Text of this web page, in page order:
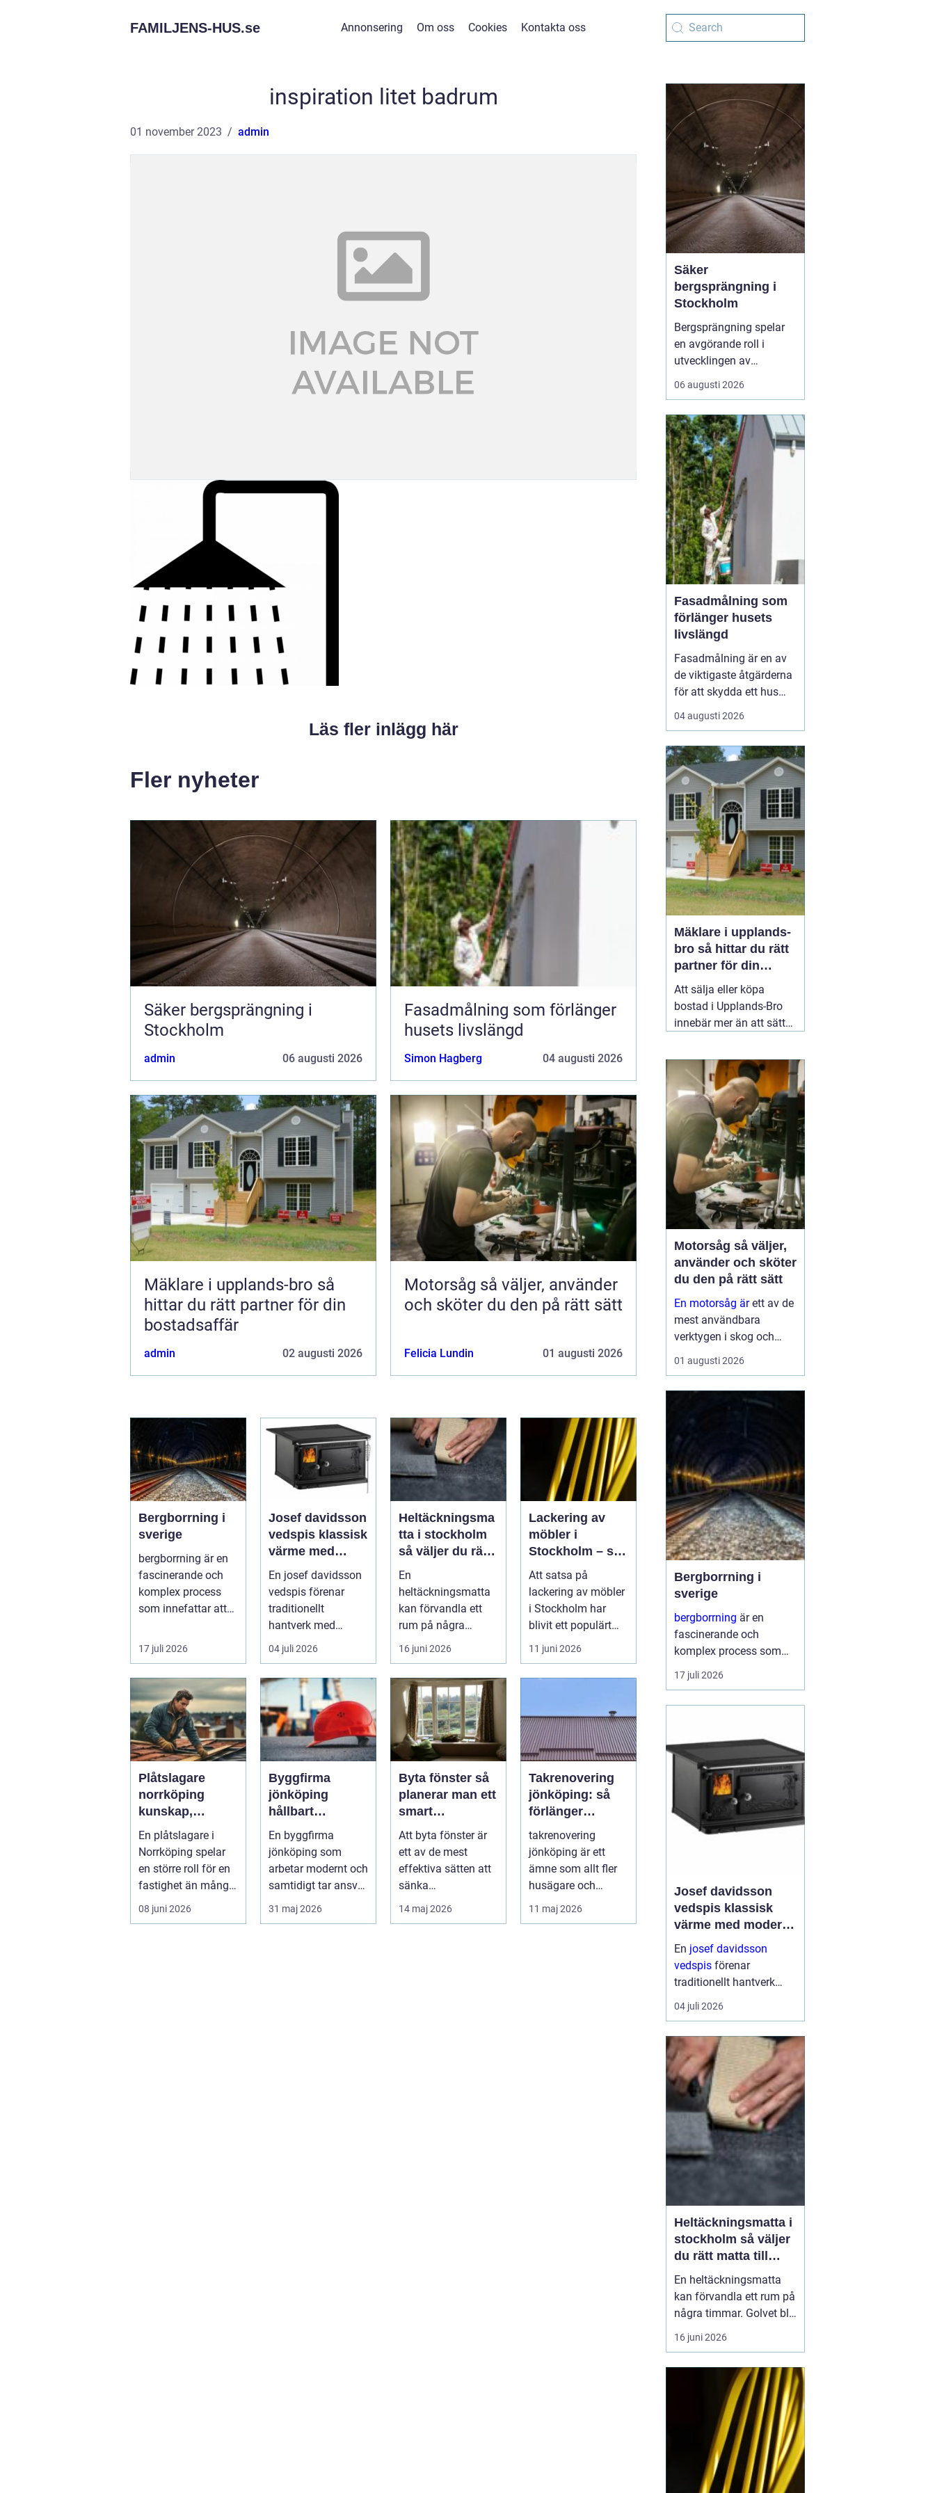
FAMILJENS-HUS.se Annonsering Om oss Cookies Kontakta oss
inspiration litet badrum
01 november 2023 admin
Läs fler inlägg här
Fler nyheter
Säker bergsprängning i
Stockholm
admin 06 augusti 2026
Fasadmålning som förlänger
husets livslängd
Simon Hagberg 04 augusti 2026
Mäklare i upplands-bro så
hittar du rätt partner för din
bostadsaffär
admin 02 augusti 2026
Motorsåg så väljer, använder
och sköter du den på rätt sätt
Felicia Lundin 01 augusti 2026
Bergborrning i
sverige
bergborrning är en
fascinerande och
komplex process
som innefattar att
och minerale...
17 juli 2026
Josef davidsson
vedspis klassisk
värme med
modern funktion
En josef davidsson
vedspis förenar
traditionellt
hantverk med
dagens krav på
effektiv, trygg och
mil...
04 juli 2026
Heltäckningsma
tta i stockholm
så väljer du rätt
matta till hem
och kontor
En
heltäckningsmatta
kan förvandla ett
rum på några
timmar. Golvet blir
mjukare, ljudnivån
sjunker o...
16 juni 2026
Lackering av
möbler i
Stockholm – så
förnyar du
hemmet med
professionell
möbellackering
Att satsa på
lackering av möbler
i Stockholm har
blivit ett populärt
alternativ f&ou...
11 juni 2026
Plåtslagare
norrköping
kunskap,
trygghet och
hållbara
taklösningar
En plåtslagare i
Norrköping spelar
en större roll för en
fastighet än många
tänker på. Rätt
utformad...
08 juni 2026
Byggfirma
jönköping
hållbart
byggande med
fokus på trä
En byggfirma
jönköping som
arbetar modernt och
samtidigt tar ansvar
för både människa
och miljö behö...
31 maj 2026
Byta fönster så
planerar man ett
smart
fönsterbyte
Att byta fönster är
ett av de mest
effektiva sätten att
sänka
energikostnader,
höja komforten och
14 maj 2026
Takrenovering
jönköping: så
förlänger
husägare
livslängden på
sina tak
takrenovering
jönköping är ett
ämne som allt fler
husägare och
fastighetsägare
intresserar sig för
11 maj 2026
Säker
bergsprängning i
Stockholm
Bergsprängning spelar
en avgörande roll i
utvecklingen av
moderna städer och
infrastruktur, särskilt i en
Stockholm. Genom en
kombination av teknisk
skicklighet och precision
skapas utrymme för nya
byggnad...
06 augusti 2026
Fasadmålning som
förlänger husets
livslängd
Fasadmålning är en av
de viktigaste åtgärderna
för att skydda ett hus
mot väder, vind och
slitage över tid. Genom
noggrant, välja rätt
färgsystem och utföra
målningsmo...
04 augusti 2026
Mäklare i upplands-
bro så hittar du rätt
partner för din
bostadsaffär
Att sälja eller köpa
bostad i Upplands-Bro
innebär mer än att sätta
annons. Marknaden rör
sig snabbt, varje område
har sina egna
förutsättningar och små
detaljer kan göra stor
skillnad för slutpriset. En
02 augusti 2026
Motorsåg så väljer,
använder och sköter
du den på rätt sätt
En motorsåg ärett av de
mest användbara
verktygen i skog och
trädgård. Den sparar tid,
gör tunga jobb möjliga
avgörande del av både
yrkesliv och fritid.
Samtidigt kräver
verktyget respekt, kun...
01 augusti 2026
Bergborrning i
sverige
bergborrning är en
fascinerande och
komplex process som
innefattar att borra
genom sten och
av stabila fundament
för...
17 juli 2026
Josef davidsson
vedspis klassisk
värme med modern
funktion
En josef davidsson
vedspis förenar
traditionellt hantverk
med dagens krav på
effektiv, trygg och
uppvärmning. Många
uppskattar känslan av
en levande eld i köket,...
04 juli 2026
Heltäckningsmatta i
stockholm så väljer
du rätt matta till
hem och kontor
En heltäckningsmatta
kan förvandla ett rum på
några timmar. Golvet blir
mjukare, ljudnivån
sjunker och hela miljön
Stockholm syns trenden
tydligt både i hem och
på kontor. Samtidigt har
många kvar en gammal
bild av heltäckningsma...
16 juni 2026